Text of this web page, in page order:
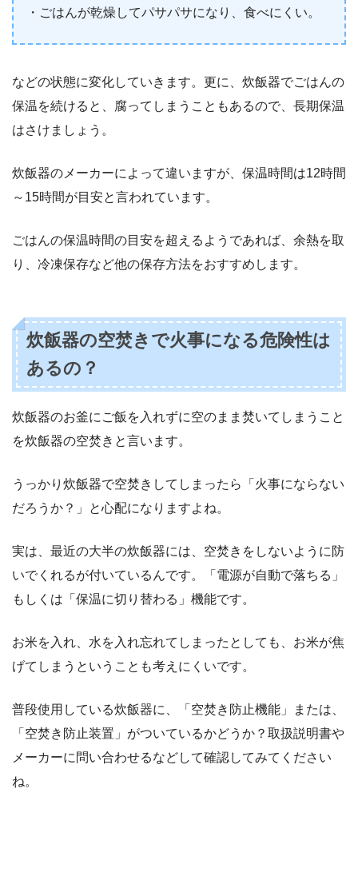
・ごはんが乾燥してパサパサになり、食べにくい。
などの状態に変化していきます。更に、炊飯器でごはんの
保温を続けると、腐ってしまうこともあるので、長期保温
はさけましょう。
炊飯器のメーカーによって違いますが、保温時間は12時間
～15時間が目安と言われています。
ごはんの保温時間の目安を超えるようであれば、余熱を取
り、冷凍保存など他の保存方法をおすすめします。
炊飯器の空焚きで火事になる危険性は
あるの？
炊飯器のお釜にご飯を入れずに空のまま焚いてしまうこと
を炊飯器の空焚きと言います。
うっかり炊飯器で空焚きしてしまったら「火事にならない
だろうか？」と心配になりますよね。
実は、最近の大半の炊飯器には、空焚きをしないように防
いでくれるが付いているんです。「電源が自動で落ちる」
もしくは「保温に切り替わる」機能です。
お米を入れ、水を入れ忘れてしまったとしても、お米が焦
げてしまうということも考えにくいです。
普段使用している炊飯器に、「空焚き防止機能」または、
「空焚き防止装置」がついているかどうか？取扱説明書や
メーカーに問い合わせるなどして確認してみてください
ね。